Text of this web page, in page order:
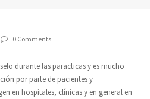
0 Comments
durante las paracticas y es mucho
por parte de pacientes y
en hospitales, clínicas y en general en